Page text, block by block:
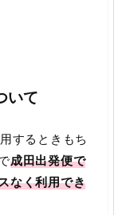
いて
するときもち
成田出発便で
なく利用でき